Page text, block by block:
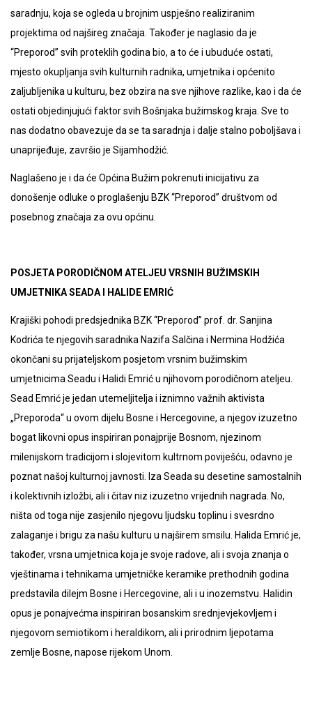
saradnju, koja se ogleda u brojnim uspješno realiziranim
projektima od najšireg značaja. Također je naglasio da je
“Preporod” svih proteklih godina bio, a to će i ubuduće ostati,
mjesto okupljanja svih kulturnih radnika, umjetnika i općenito
zaljubljenika u kulturu, bez obzira na sve njihove razlike, kao i da će
ostati objedinjujući faktor svih Bošnjaka bužimskog kraja. Sve to
nas dodatno obavezuje da se ta saradnja i dalje stalno poboljšava i
unaprijeđuje, završio je Sijamhodžić.
Naglašeno je i da će Općina Bužim pokrenuti inicijativu za
donošenje odluke o proglašenju BZK “Preporod” društvom od
posebnog značaja za ovu općinu.
POSJETA PORODIČNOM ATELJEU VRSNIH BUŽIMSKIH
UMJETNIKA SEADA I HALIDE EMRIĆ
Krajiški pohodi predsjednika BZK “Preporod” prof. dr. Sanjina
Kodrića te njegovih saradnika Nazifa Salčina i Nermina Hodžića
okončani su prijateljskom posjetom vrsnim bužimskim
umjetnicima Seadu i Halidi Emrić u njihovom porodičnom ateljeu.
Sead Emrić je jedan utemeljitelja i iznimno važnih aktivista
„Preporoda“ u ovom dijelu Bosne i Hercegovine, a njegov izuzetno
bogat likovni opus inspiriran ponajprije Bosnom, njezinom
milenijskom tradicijom i slojevitom kultrnom poviješću, odavno je
poznat našoj kulturnoj javnosti. Iza Seada su desetine samostalnih
i kolektivnih izložbi, ali i čitav niz izuzetno vrijednih nagrada. No,
ništa od toga nije zasjenilo njegovu ljudsku toplinu i svesrdno
zalaganje i brigu za našu kulturu u najširem smsilu. Halida Emrić je,
također, vrsna umjetnica koja je svoje radove, ali i svoja znanja o
vještinama i tehnikama umjetničke keramike prethodnih godina
predstavila dilejm Bosne i Hercegovine, ali i u inozemstvu. Halidin
opus je ponajvećma inspiriran bosanskim srednjevjekovljem i
njegovom semiotikom i heraldikom, ali i prirodnim ljepotama
zemlje Bosne, napose rijekom Unom.